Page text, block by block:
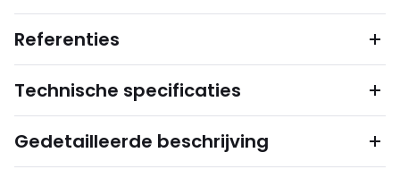
Referenties
Technische specificaties
Gedetailleerde beschrijving